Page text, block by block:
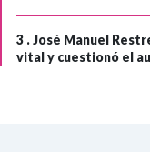
3 .José Manuel
vital y cuestionó el